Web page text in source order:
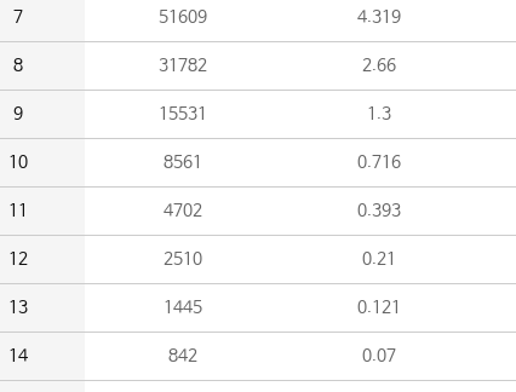
7 51609 4.319
8 31782 2.66
9 15531 1.3
10 8561 0.716
11 4702 0.393
12 2510 0.21
13 1445 0.121
14 842 0.07